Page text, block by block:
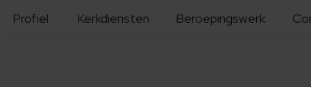
Profiel Kerkdiensten Beroepingswerk